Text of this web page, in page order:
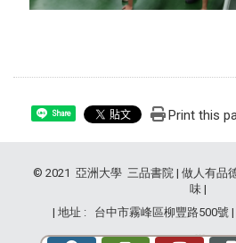
Share Print this
© 2021 亞洲大學 三品書院 | 做人有品
味 |
| 地址 : 台中市霧峰區柳豐路500號 |